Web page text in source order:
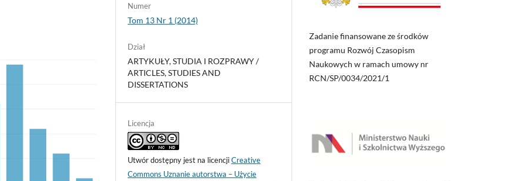
Numer
Tom 13 Nr 1 (2014)
Dział
ARTYKUŁY, STUDIA I ROZPRAWY /
ARTICLES, STUDIES AND
DISSERTATIONS
Licencja
Utwór dostępny jest na licencjiCreative
Commons Uznanie autorstwa – Użycie
Zadanie finansowane ze środków
programu Rozwój Czasopism
Naukowych w ramach umowy nr
RCN/SP/0034/2021/1